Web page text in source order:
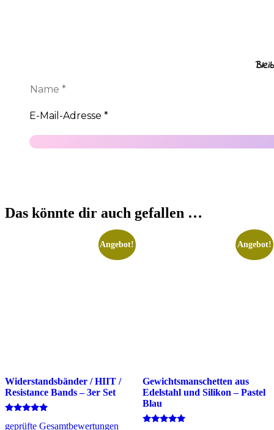
Das könnte dir auch gefallen …
Angebot!
Widerstandsbänder / HIIT /
Resistance Bands – 3er Set
mit
geprüfte Gesamtbewertungen
Angebot!
Gewichtsmanschetten aus
Edelstahl und Silikon – Pastel
Blau